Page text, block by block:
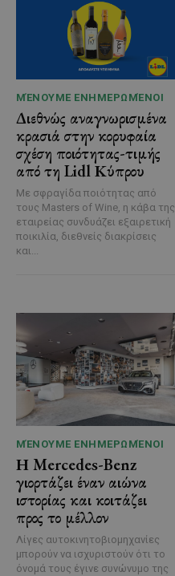
ΜΈΝΟΥΜΕ ΕΝΗΜΕΡΩΜΈΝΟΙ
Διεθνώς αναγνωρισμένα
κρασιά στην κορυφαία
σχέση ποιότητας-τιμής
από τη Lidl Κύπρου
Με σφραγίδα ποιότητας από
τους Masters of Wine, η κάβα της
εταιρείας συνδυάζει εξαιρετική
ποικιλία, διεθνείς διακρίσεις
και...
ΜΈΝΟΥΜΕ ΕΝΗΜΕΡΩΜΈΝΟΙ
Η Mercedes-Benz
γιορτάζει έναν αιώνα
ιστορίας και κοιτάζει
προς το μέλλον
Λίγες αυτοκινητοβιομηχανίες
μπορούν να ισχυριστούν ότι το
όνομά τους έγινε συνώνυμο της